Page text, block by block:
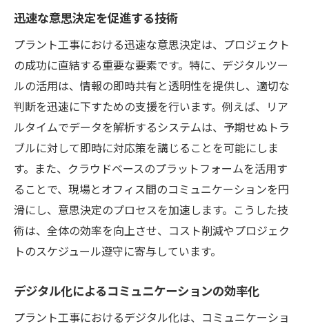
迅速な意思決定を促進する技術
プラント工事における迅速な意思決定は、プロジェクト
の成功に直結する重要な要素です。特に、デジタルツー
ルの活用は、情報の即時共有と透明性を提供し、適切な
判断を迅速に下すための支援を行います。例えば、リア
ルタイムでデータを解析するシステムは、予期せぬトラ
ブルに対して即時に対応策を講じることを可能にしま
す。また、クラウドベースのプラットフォームを活用す
ることで、現場とオフィス間のコミュニケーションを円
滑にし、意思決定のプロセスを加速します。こうした技
術は、全体の効率を向上させ、コスト削減やプロジェク
トのスケジュール遵守に寄与しています。
デジタル化によるコミュニケーションの効率化
プラント工事におけるデジタル化は、コミュニケーショ